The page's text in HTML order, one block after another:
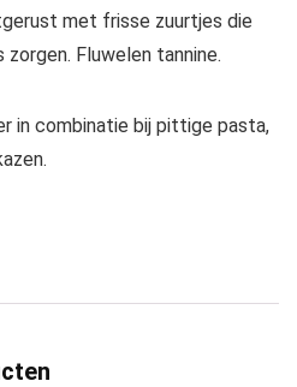
met frisse zuurtjes die
zorgen. Fluwelen tannine.
in combinatie bij pittige pasta,